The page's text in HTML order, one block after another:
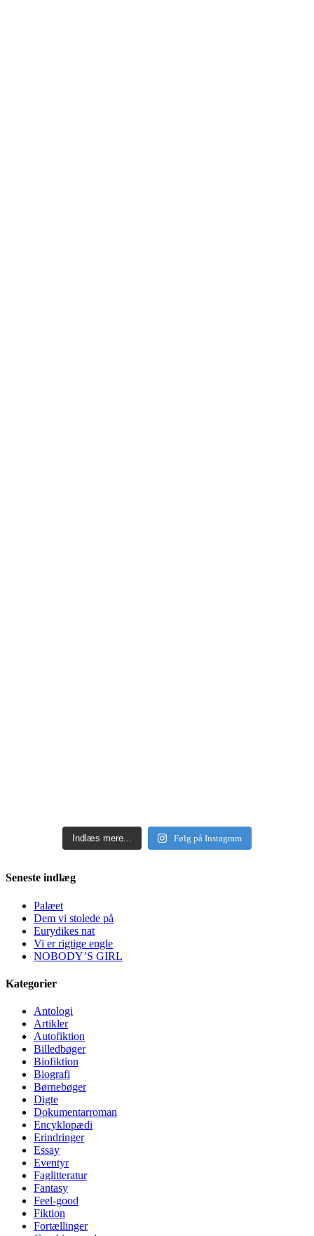
Indlæs mere... Følg på Instagram
Seneste indlæg
Palæet
Dem vi stolede på
Eurydikes nat
Vi er rigtige engle
NOBODY’S GIRL
Kategorier
Antologi
Artikler
Autofiktion
Billedbøger
Biofiktion
Biografi
Børnebøger
Digte
Dokumentarroman
Encyklopædi
Erindringer
Essay
Eventyr
Faglitteratur
Fantasy
Feel-good
Fiktion
Fortællinger